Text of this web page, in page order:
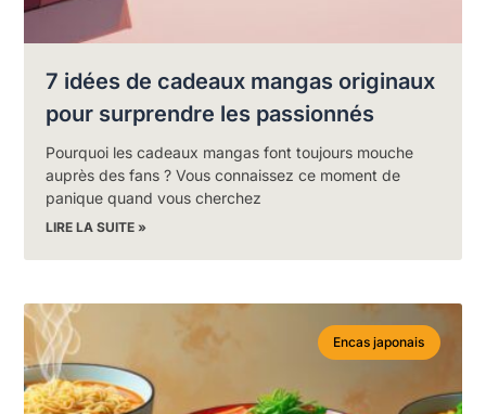
7 idées de cadeaux mangas originaux
pour surprendre les passionnés
Pourquoi les cadeaux mangas font toujours mouche
auprès des fans ? Vous connaissez ce moment de
panique quand vous cherchez
LIRE LA SUITE »
Encas japonais